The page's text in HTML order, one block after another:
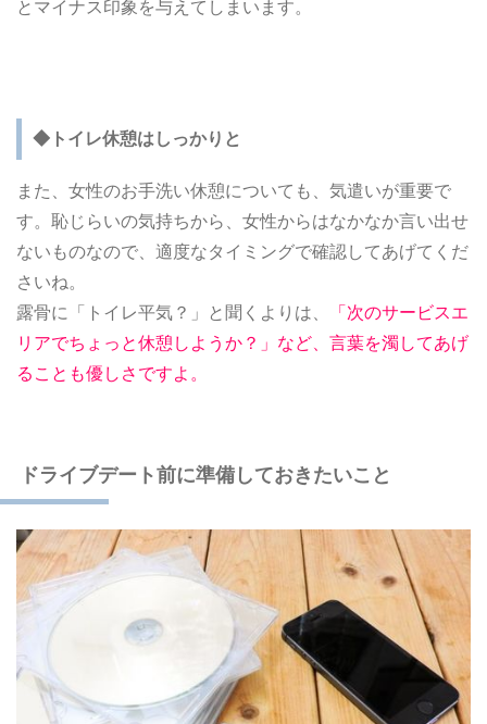
とマイナス印象を与えてしまいます。
◆トイレ休憩はしっかりと
また、女性のお手洗い休憩についても、気遣いが重要で
す。恥じらいの気持ちから、女性からはなかなか言い出せ
ないものなので、適度なタイミングで確認してあげてくだ
さいね。
露骨に「トイレ平気？」と聞くよりは、
「次のサービスエ
リアでちょっと休憩しようか？」など、言葉を濁してあげ
ることも優しさですよ。
ドライブデート前に準備しておきたいこと